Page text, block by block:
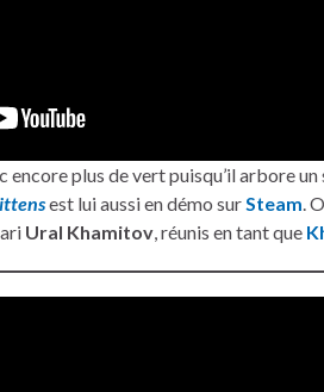
encore plus de vert puisqu’il arbore
est lui aussi en démo surSteam.
Ural Khamitov, réunis en tant que